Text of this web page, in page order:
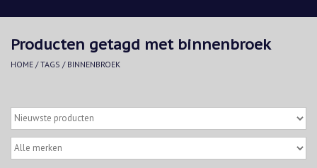
Accessoires
Producten getagd met binnenbroek
HOME /TAGS / BINNENBROEK